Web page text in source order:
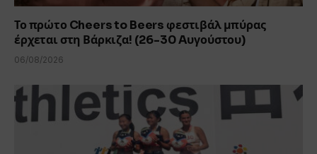
Το πρώτο Cheers to Beers φεστιβάλ μπύρας
έρχεται στη Βάρκιζα! (26-30 Aυγούστου)
06/08/2026